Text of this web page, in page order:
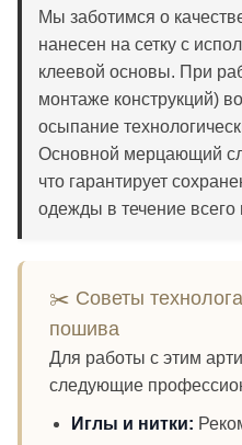
Мы заботимся о
нанесен на сетку с
клеевой основы. При
монтаже конструкций)
осыпание
Основной мерцающий
что гарантирует
одежды в течение
✂️ Советы
пошива
Для работы с этим
следующие
Иглы и нитки: